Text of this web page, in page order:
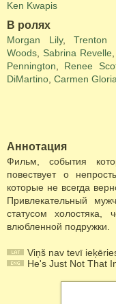
Ken Kwapis
В ролях
Morgan Lily, Trenton
Woods
Sabrina Revelle
Pennington
Renee
DiMartino Carmen Gloria
Аннотация
Фильм, события
повествует о
которые не всегда
Привлекательный
статусом
влюбленной подружки.
Viņš nav tevī
He's Just Not That